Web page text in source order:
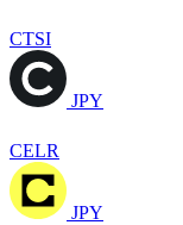
CTSI
JPY
CELR
JPY